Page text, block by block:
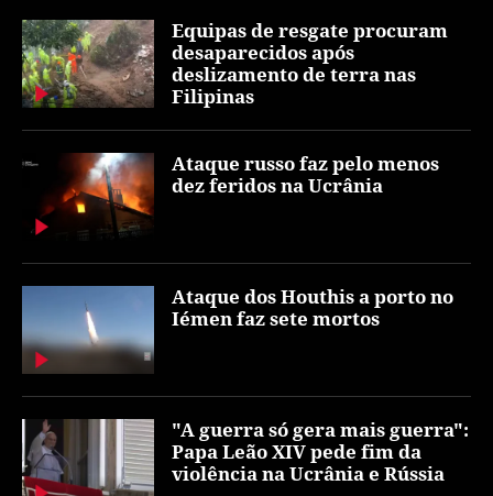
Equipas de resgate procuram
desaparecidos após
deslizamento de terra nas
Filipinas
Ataque russo faz pelo menos
dez feridos na Ucrânia
Ataque dos Houthis a porto no
Iémen faz sete mortos
"A guerra só gera mais guerra":
Papa Leão XIV pede fim da
violência na Ucrânia e Rússia